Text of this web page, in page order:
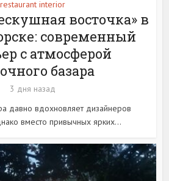
restaurant interior
восточка» в
современный
с атмосферой
базара
3 дня назад
давно вдохновляет дизайнеров
вместо привычных ярких...